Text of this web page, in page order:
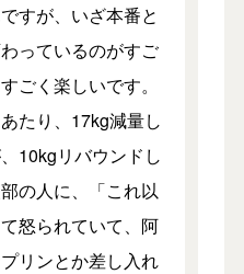
すが、いざ本番と
っているのがすご
ごく楽しいです。
たり、17kg減量し
10kgリバウンドし
の人に、「これ以
怒られていて、阿
リンとか差し入れ